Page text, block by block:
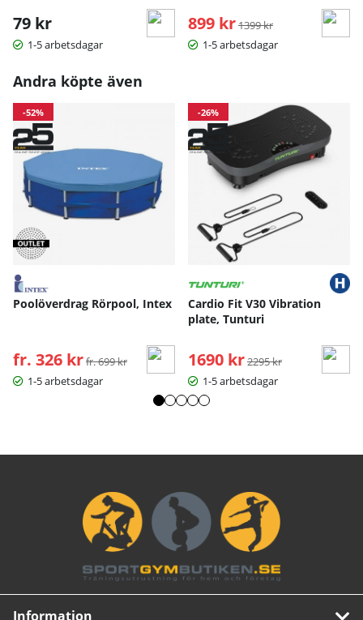
79 kr
1-5 arbetsdagar
899 kr Ordinarie pris:
1399 kr
1-5 arbetsdagar
Andra köpte även
-52%
Poolöverdrag Rörpool, Intex
fr. 326 kr Ordinarie pris:
fr. 699 kr
1-5 arbetsdagar
-26%
Cardio Fit V30 Vibration
plate, Tunturi
1690 kr Ordinarie pris:
2295 kr
1-5 arbetsdagar
Information